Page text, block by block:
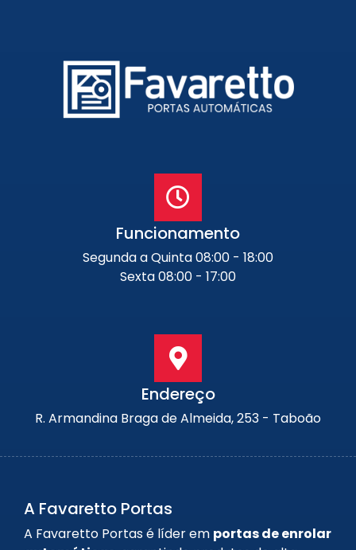
Funcionamento
Segunda a Quinta 08:00 - 18:00
Sexta 08:00 - 17:00
Endereço
R. Armandina Braga de Almeida, 253 - Taboão
A Favaretto Portas
A Favaretto Portas é líder em portas de enrolar